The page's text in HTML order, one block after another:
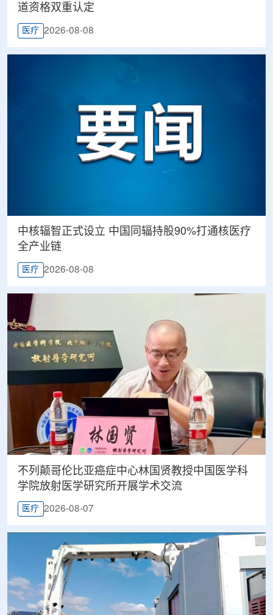
道资格双重认定
医疗 2026-08-08
中核辐智正式设立 中国同辐持股90%打通核医疗
全产业链
医疗 2026-08-08
不列颠哥伦比亚癌症中心林国贤教授中国医学科
学院放射医学研究所开展学术交流
医疗 2026-08-07